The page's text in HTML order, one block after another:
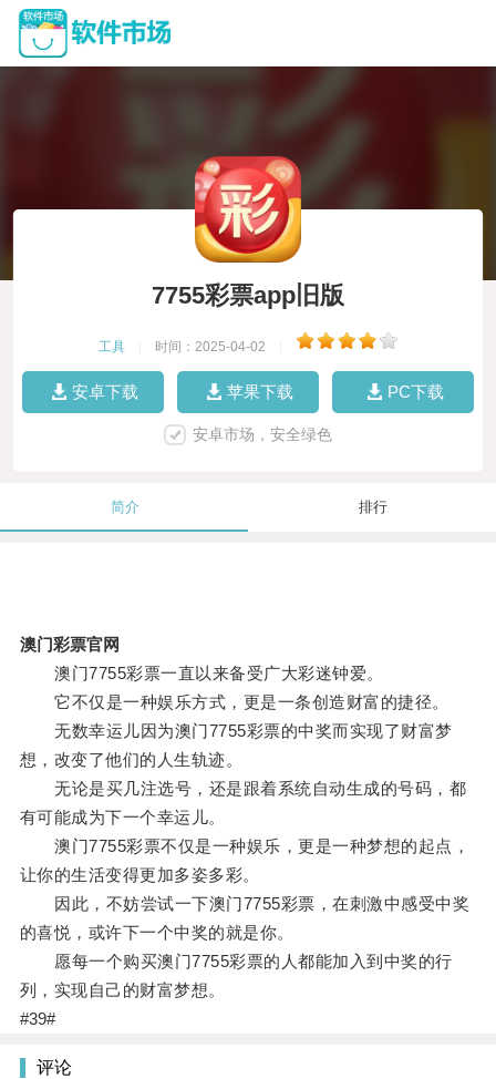
7755彩票app旧版
工具 时间：2025-04-02
安卓下载 苹果下载 PC下载
安卓市场，安全绿色
简介 排行
澳门彩票官网
澳门7755彩票一直以来备受广大彩迷钟爱。
它不仅是一种娱乐方式，更是一条创造财富的捷径。
无数幸运儿因为澳门7755彩票的中奖而实现了财富梦
想，改变了他们的人生轨迹。
无论是买几注选号，还是跟着系统自动生成的号码，都
有可能成为下一个幸运儿。
澳门7755彩票不仅是一种娱乐，更是一种梦想的起点，
让你的生活变得更加多姿多彩。
因此，不妨尝试一下澳门7755彩票，在刺激中感受中奖
的喜悦，或许下一个中奖的就是你。
愿每一个购买澳门7755彩票的人都能加入到中奖的行
列，实现自己的财富梦想。
#39#
评论